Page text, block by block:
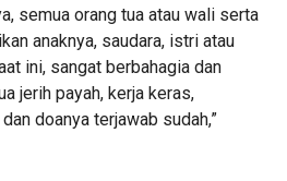
semua orang tua atau wali serta
anaknya, saudara, istri atau
ini, sangat berbahagia dan
jerih payah, kerja keras,
doanya terjawab sudah,”